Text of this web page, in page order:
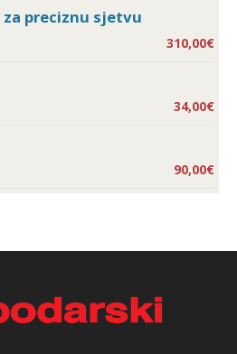
za preciznu sjetvu
310,00€
34,00€
90,00€